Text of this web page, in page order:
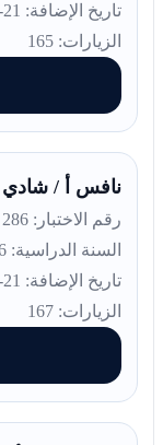
تاريخ الإضافة: 21-04-2026
الزيارات: 165
نافس أ / شادي
رقم الاختبار: 286
السنة الدراسية: 2025/2026
تاريخ الإضافة: 21-04-2026
الزيارات: 167